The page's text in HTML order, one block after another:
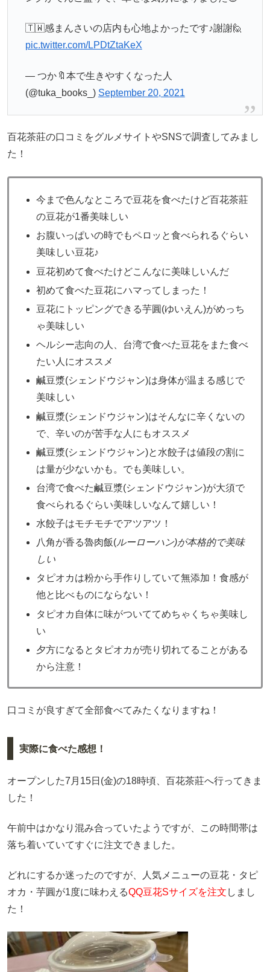
🇹🇼感まんさいの店内も心地よかったです♪謝謝🙋
pic.twitter.com/LPDtZtaKeX
— つか🔖本で生きやすくなった人
(@tuka_books_) September 20, 2021
百花茶莊の口コミをグルメサイトやSNSで調査してみまし
た！
今まで色んなところで豆花を食べたけど百花茶莊
の豆花が1番美味しい
お腹いっぱいの時でもペロッと食べられるぐらい
美味しい豆花♪
豆花初めて食べたけどこんなに美味しいんだ
初めて食べた豆花にハマってしまった！
豆花にトッピングできる芋圓(ゆいえん)がめっち
ゃ美味しい
ヘルシー志向の人、台湾で食べた豆花をまた食べ
たい人にオススメ
鹹豆漿(シェンドウジャン)は身体が温まる感じで
美味しい
鹹豆漿(シェンドウジャン)はそんなに辛くないの
で、辛いのが苦手な人にもオススメ
鹹豆漿(シェンドウジャン)と水餃子は値段の割に
は量が少ないかも。でも美味しい。
台湾で食べた鹹豆漿(シェンドウジャン)が大須で
食べられるぐらい美味しいなんて嬉しい！
水餃子はモチモチでアツアツ！
八角が香る魯肉飯(ルーローハン)が本格的で美味
しい
タピオカは粉から手作りしていて無添加！食感が
他と比べものにならない！
タピオカ自体に味がついててめちゃくちゃ美味し
い
夕方になるとタピオカが売り切れてることがある
から注意！
口コミが良すぎて全部食べてみたくなりますね！
実際に食べた感想！
オープンした7月15日(金)の18時頃、百花茶莊へ行ってきま
した！
午前中はかなり混み合っていたようですが、この時間帯は
落ち着いていてすぐに注文できました。
どれにするか迷ったのですが、人気メニューの豆花・タピ
オカ・芋圓が1度に味わえるQQ豆花Sサイズを注文 しまし
た！